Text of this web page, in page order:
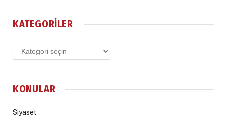
KATEGORILER
Kategoriler
KONULAR
Siyaset